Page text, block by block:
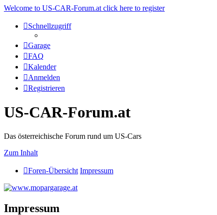
Welcome to US-CAR-Forum.at click here to register
Schnellzugriff
Garage
FAQ
Kalender
Anmelden
Registrieren
US-CAR-Forum.at
Das österreichische Forum rund um US-Cars
Zum Inhalt
Foren-Übersicht Impressum
Impressum